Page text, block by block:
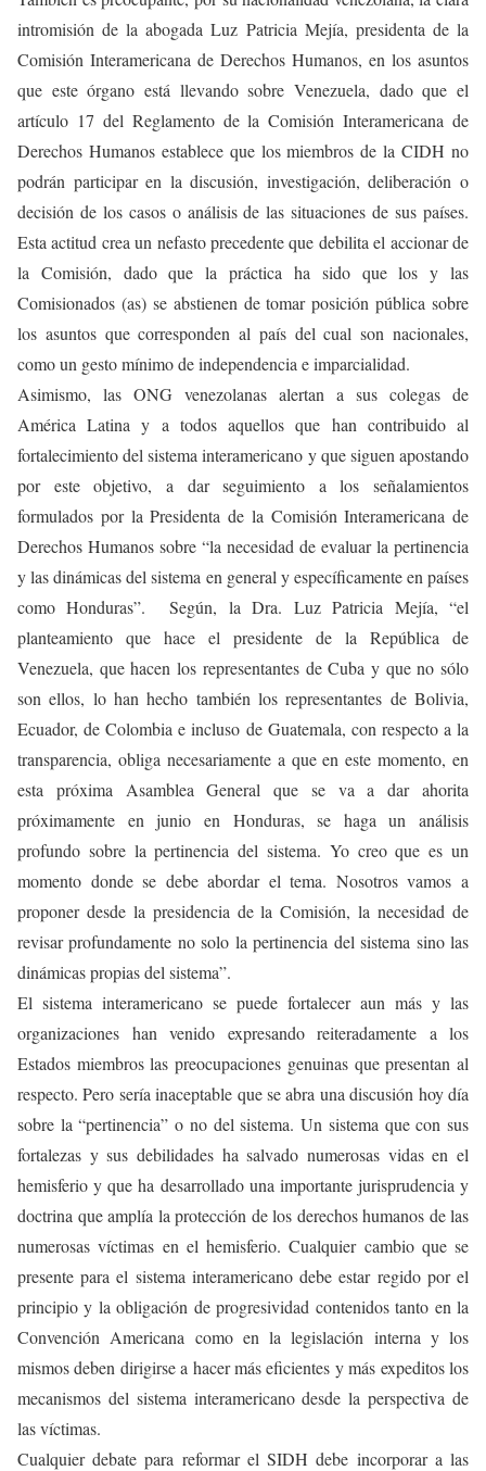
intromisión de la abogada Luz Patricia Mejía, presidenta de la
Comisión Interamericana de Derechos Humanos, en los asuntos
que este órgano está llevando sobre Venezuela, dado que el
artículo 17 del Reglamento de la Comisión Interamericana de
Derechos Humanos establece que los miembros de la CIDH no
podrán participar en la discusión, investigación, deliberación o
decisión de los casos o análisis de las situaciones de sus países.
Esta actitud crea un nefasto precedente que debilita el accionar de
la Comisión, dado que la práctica ha sido que los y las
Comisionados (as) se abstienen de tomar posición pública sobre
los asuntos que corresponden al país del cual son nacionales,
como un gesto mínimo de independencia e imparcialidad.
Asimismo, las ONG venezolanas alertan a sus colegas de
América Latina y a todos aquellos que han contribuido al
fortalecimiento del sistema interamericano y que siguen apostando
por este objetivo, a dar seguimiento a los señalamientos
formulados por la Presidenta de la Comisión Interamericana de
Derechos Humanos sobre “la necesidad de evaluar la pertinencia
y las dinámicas del sistema en general y específicamente en países
como Honduras”. Según, la Dra. Luz Patricia Mejía, “el
planteamiento que hace el presidente de la República de
Venezuela, que hacen los representantes de Cuba y que no sólo
son ellos, lo han hecho también los representantes de Bolivia,
Ecuador, de Colombia e incluso de Guatemala, con respecto a la
transparencia, obliga necesariamente a que en este momento, en
esta próxima Asamblea General que se va a dar ahorita
próximamente en junio en Honduras, se haga un análisis
profundo sobre la pertinencia del sistema. Yo creo que es un
momento donde se debe abordar el tema. Nosotros vamos a
proponer desde la presidencia de la Comisión, la necesidad de
revisar profundamente no solo la pertinencia del sistema sino las
dinámicas propias del sistema”.
El sistema interamericano se puede fortalecer aun más y las
organizaciones han venido expresando reiteradamente a los
Estados miembros las preocupaciones genuinas que presentan al
respecto. Pero sería inaceptable que se abra una discusión hoy día
sobre la “pertinencia” o no del sistema. Un sistema que con sus
fortalezas y sus debilidades ha salvado numerosas vidas en el
hemisferio y que ha desarrollado una importante jurisprudencia y
doctrina que amplía la protección de los derechos humanos de las
numerosas víctimas en el hemisferio. Cualquier cambio que se
presente para el sistema interamericano debe estar regido por el
principio y la obligación de progresividad contenidos tanto en la
Convención Americana como en la legislación interna y los
mismos deben dirigirse a hacer más eficientes y más expeditos los
mecanismos del sistema interamericano desde la perspectiva de
las víctimas.
Cualquier debate para reformar el SIDH debe incorporar a las